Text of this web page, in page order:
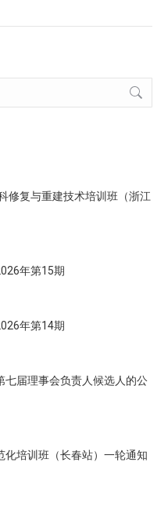
修复与重建技术培训班（浙江
年第15期
年第14期
七届理事会负责人候选人的公
化培训班（长春站）一轮通知